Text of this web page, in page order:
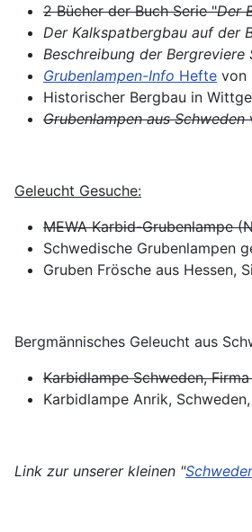
2 Bücher der Buch Serie "Der
Der Kalkspatbergbau auf der
Beschreibung der Bergreviere
Grubenlampen-Info Hefte von
Historischer Bergbau in
Grubenlampen aus Schweden
Geleucht Gesuche:
MEWA Karbid-Grubenlampe
Schwedische Grubenlampen
Gruben Frösche aus Hessen,
Bergmännisches Geleucht aus
Karbidlampe Schweden,
Karbidlampe Anrik,
Link zur unserer kleinen "